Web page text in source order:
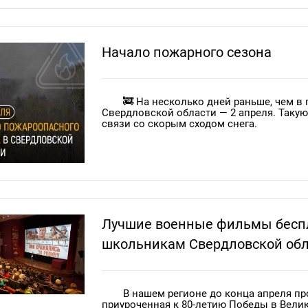
медаль Академии наук. 🏅
Сегодня на вооружении пожарно-
предназначены для подъема на
приводятся в действие вручную и
проката, что делает их легкими и
Пожарные лестницы являются
автомобилей, которые доставляют их к
спасение людей в чрезвычайных
Начало пожарного сезона
🚒 На несколько дней раньше, чем
Свердловской области — 2 апреля.
связи со скорым сходом снега.
оповещения.
Напомним, что пожароопасный
соблюдать правила пожарной
Лучшие военные фильмы
школьникам Свердловской
В нашем регионе до конца апреля
приуроченная к 80-летию Победы в